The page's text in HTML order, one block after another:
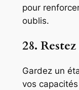
pour
oublis.
28.
Gardez un
vos